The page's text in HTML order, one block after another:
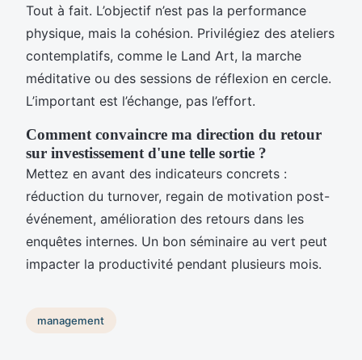
Tout à fait. L’objectif n’est pas la performance
physique, mais la cohésion. Privilégiez des ateliers
contemplatifs, comme le Land Art, la marche
méditative ou des sessions de réflexion en cercle.
L’important est l’échange, pas l’effort.
Comment convaincre ma direction du retour
sur investissement d'une telle sortie ?
Mettez en avant des indicateurs concrets :
réduction du turnover, regain de motivation post-
événement, amélioration des retours dans les
enquêtes internes. Un bon séminaire au vert peut
impacter la productivité pendant plusieurs mois.
management